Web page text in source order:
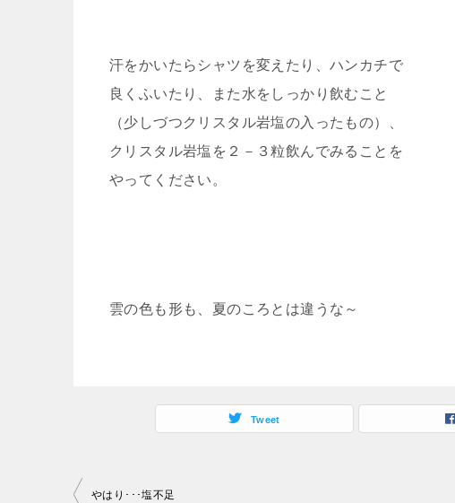
汗をかいたらシャツを変えたり、ハンカチで
良くふいたり、また水をしっかり飲むこと
（少しづつクリスタル岩塩の入ったもの）、
クリスタル岩塩を２－３粒飲んでみることを
やってください。
雲の色も形も、夏のころとは違うな～
Tweet
投やはり･･･塩不足